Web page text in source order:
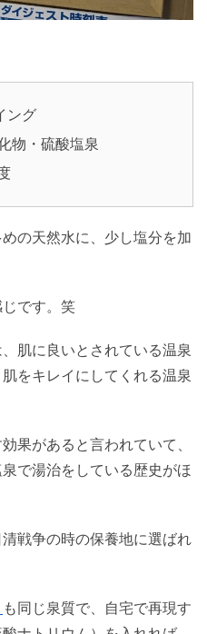
ング
物・硫酸塩泉
の天然水に、少し塩分を加
です。笑
肌に良いとされている温泉
をキレイにしてくれる温泉
果があると言われていて、
で湯治をしている歴史がほ
戦争の時の保養地に選ばれ
も同じ泉質で、自宅で再現す